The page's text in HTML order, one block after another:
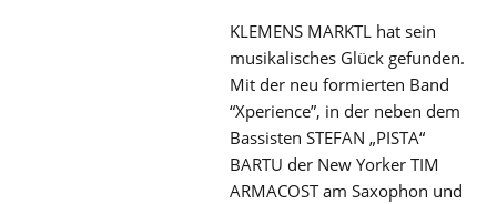
KLEMENS MARKTL hat sein
musikalisches Glück gefunden.
Mit der neu formierten Band
“Xperience”, in der neben dem
Bassisten STEFAN „PISTA“
BARTU der New Yorker TIM
ARMACOST am Saxophon und